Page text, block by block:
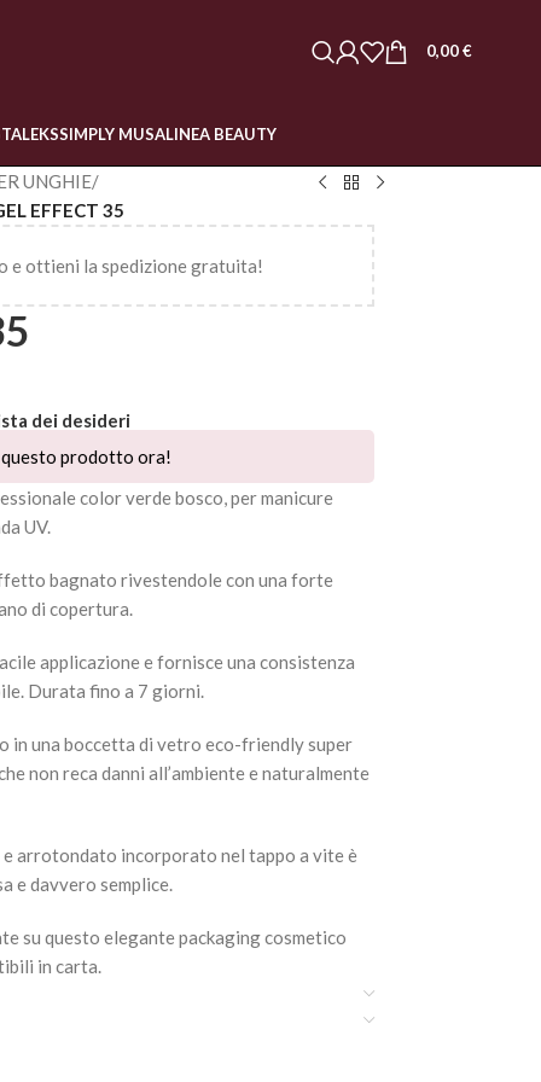
0,00€
SIMPLY MUSALINEA BEAUTY
UNGHIE/
EFFECT 35
e ottieni la spedizione gratuita!
dei desideri
questo prodotto ora!
color verde bosco, per manicure
UV.
bagnato rivestendole con una forte
di copertura.
applicazione e fornisce una consistenza
Durata fino a 7 giorni.
in una boccetta di vetro eco-friendly super
non reca danni all’ambiente e naturalmente
arrotondato incorporato nel tappo a vite è
e davvero semplice.
su questo elegante packaging cosmetico
in carta.